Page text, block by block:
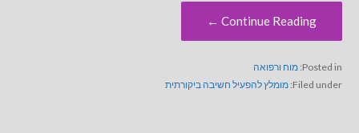
Continue Reading ←
Posted in: מוח ורפואה
Filed under: מומלץ להפעיל חשיבה ביקורתית